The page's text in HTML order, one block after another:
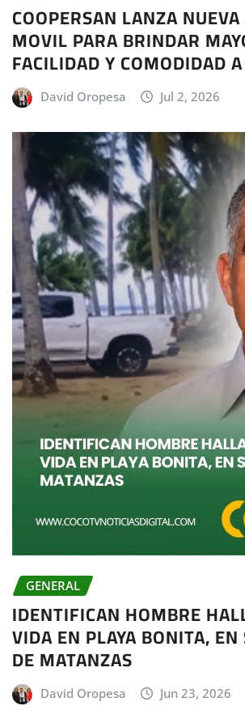
COOPERSAN LANZA
MOVIL PARA BRINDAR
FACILIDAD Y COMODIDAD
David Oropesa Jul 2, 2026
GENERAL
IDENTIFICAN HOMBRE
VIDA EN PLAYA BONITA, EN
DE MATANZAS
David Oropesa Jun 23, 2026